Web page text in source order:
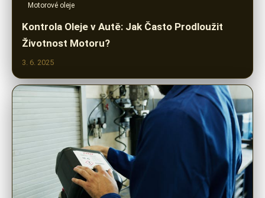
Motorové oleje
Kontrola Oleje v Autě: Jak Často Prodloužit
Životnost Motoru?
3. 6. 2025